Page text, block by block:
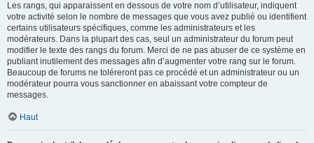
Les rangs, qui apparaissent en dessous de votre nom d’utilisateur, indiquent
votre activité selon le nombre de messages que vous avez publié ou identifient
certains utilisateurs spécifiques, comme les administrateurs et les
modérateurs. Dans la plupart des cas, seul un administrateur du forum peut
modifier le texte des rangs du forum. Merci de ne pas abuser de ce système en
publiant inutilement des messages afin d’augmenter votre rang sur le forum.
Beaucoup de forums ne toléreront pas ce procédé et un administrateur ou un
modérateur pourra vous sanctionner en abaissant votre compteur de
messages.
Haut